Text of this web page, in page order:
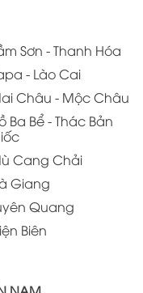
Sơn - Thanh Hóa
- Lào Cai
Châu - Mộc Châu
Ba Bể - Thác Bản
Cang Chải
Giang
Quang
Biên